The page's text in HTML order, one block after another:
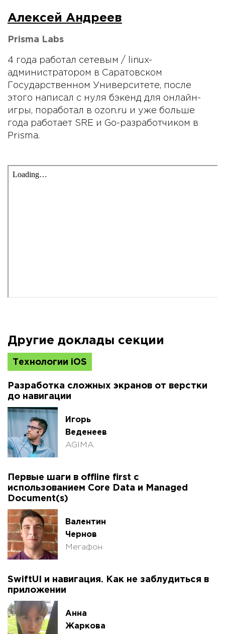
Алексей Андреев
Prisma Labs
4 года работал сетевым / linux-
администратором в Саратовском
Государственном Университете, после
этого написал с нуля бэкенд для онлайн-
игры, поработал в ozon.ru и уже больше
года работает SRE и Go-разработчиком в
Prisma.
Другие доклады секции
Технологии iOS
Разработка сложных экранов от верстки
до навигации
Игорь
Веденеев
AGIMA
Первые шаги в offline first с
использованием Core Data и Managed
Document(s)
Валентин
Чернов
Мегафон
SwiftUI и навигация. Как не заблудиться в
приложении
Анна
Жаркова